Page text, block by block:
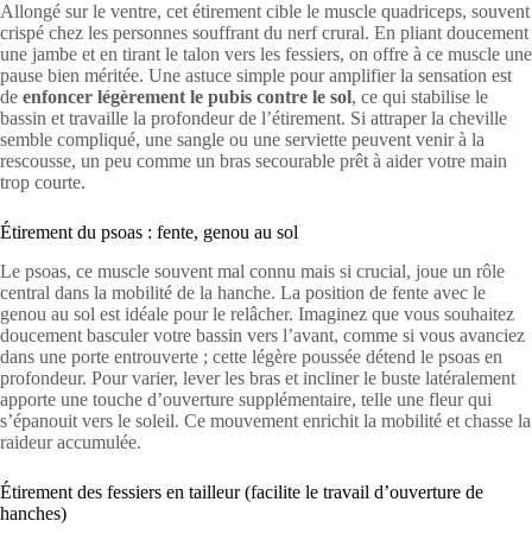
Allongé sur le ventre, cet étirement cible le muscle quadriceps, souvent
crispé chez les personnes souffrant du nerf crural. En pliant doucement
une jambe et en tirant le talon vers les fessiers, on offre à ce muscle une
pause bien méritée. Une astuce simple pour amplifier la sensation est
de enfoncer légèrement le pubis contre le sol, ce qui stabilise le
bassin et travaille la profondeur de l’étirement. Si attraper la cheville
semble compliqué, une sangle ou une serviette peuvent venir à la
rescousse, un peu comme un bras secourable prêt à aider votre main
trop courte.
Étirement du psoas : fente, genou au sol
Le psoas, ce muscle souvent mal connu mais si crucial, joue un rôle
central dans la mobilité de la hanche. La position de fente avec le
genou au sol est idéale pour le relâcher. Imaginez que vous souhaitez
doucement basculer votre bassin vers l’avant, comme si vous avanciez
dans une porte entrouverte ; cette légère poussée détend le psoas en
profondeur. Pour varier, lever les bras et incliner le buste latéralement
apporte une touche d’ouverture supplémentaire, telle une fleur qui
s’épanouit vers le soleil. Ce mouvement enrichit la mobilité et chasse la
raideur accumulée.
Étirement des fessiers en tailleur (facilite le travail d’ouverture de
hanches)